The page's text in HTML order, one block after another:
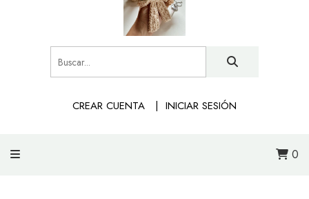
CREAR CUENTA INICIAR SESIÓN
0